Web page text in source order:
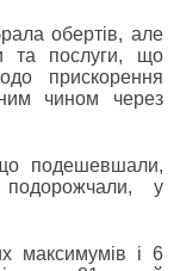
обертів, але
та послуги, що
прискорення
чином через
що подешевшали,
у
максимумів і 6